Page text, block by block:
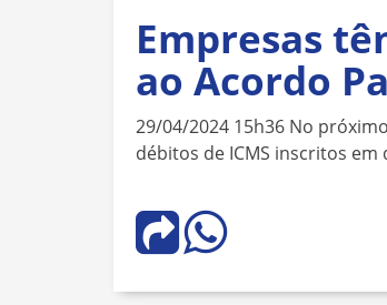
Empresas
ao Acordo
29/04/2024 15h36 No
débitos de ICMS inscritos